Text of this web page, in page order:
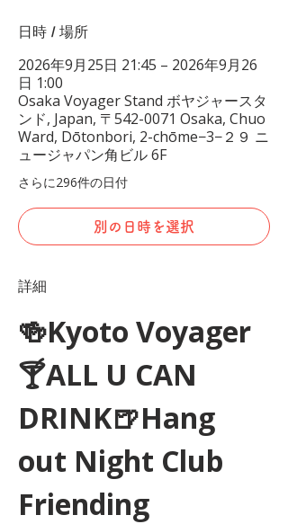
日時 / 場所
2026年9月25日 21:45 – 2026年9月26
日 1:00
Osaka Voyager Stand ボヤジャースタ
ンド, Japan, 〒542-0071 Osaka, Chuo
Ward, Dōtonbori, 2-chōme−3−２９ ニ
ュージャパン角ビル 6F
さらに296件の日付
別の日時を選択
詳細
🍻Kyoto Voyager
🍸ALL U CAN
DRINK🍺Hang
out Night Club
Friending